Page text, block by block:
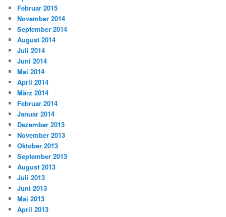
Februar 2015
November 2014
September 2014
August 2014
Juli 2014
Juni 2014
Mai 2014
April 2014
März 2014
Februar 2014
Januar 2014
Dezember 2013
November 2013
Oktober 2013
September 2013
August 2013
Juli 2013
Juni 2013
Mai 2013
April 2013